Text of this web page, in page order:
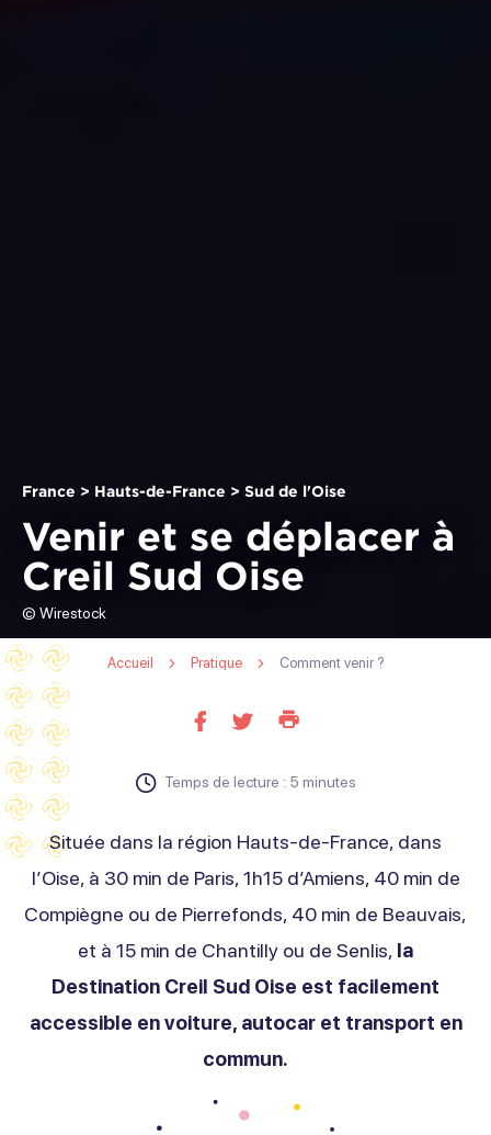
© Wirestock
France > Hauts-de-France > Sud de l'Oise
Venir et se déplacer à
Creil Sud Oise
Accueil Pratique Comment venir ?
PartagerPartagerImprimer
Temps de lecture : 5 minutes
Située dans la région Hauts-de-France, dans
l’Oise, à 30 min de Paris, 1h15 d’Amiens, 40 min de
Compiègne ou de Pierrefonds, 40 min de Beauvais,
et à 15 min de Chantilly ou de Senlis, la
Destination Creil Sud Oise est facilement
accessible en voiture, autocar et transport en
commun.